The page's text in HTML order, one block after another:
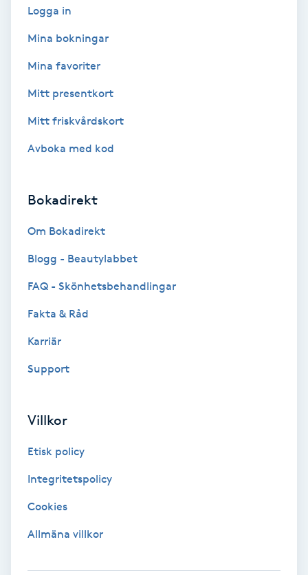
Hot Stone Massage
Hudföryngring
Huduppstramning
Hyaluronsyra
Hypnos
Hårborttagning
Hälsa
Hälsprickor
Logga in
Mina bokningar
Mina favoriter
Mitt presentkort
Mitt friskvårdskort
Avboka med kod
Bokadirekt
Om Bokadirekt
Blogg - Beautylabbet
FAQ - Skönhetsbehandlingar
Fakta & Råd
Karriär
Support
Villkor
Etisk policy
Integritetspolicy
Cookies
Allmäna villkor